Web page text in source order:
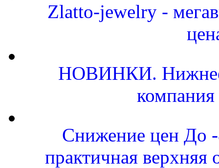
Zlatto-jewelry -
НОВИНКИ. Нижнее
Снижение цен До
практичная